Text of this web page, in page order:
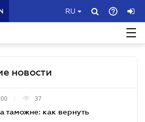
RU
новости
37
таможне: как вернуть